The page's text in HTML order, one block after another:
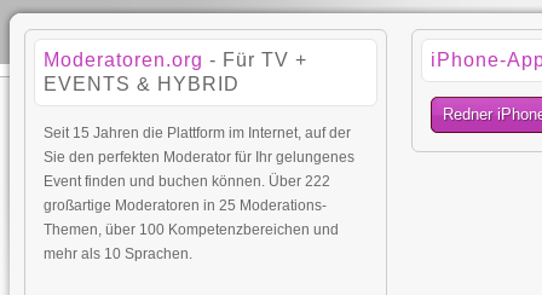
Moderatoren.org - Für TV +
EVENTS & HYBRID
Seit 15 Jahren die Plattform im Internet, auf der
Sie den perfekten Moderator für Ihr gelungenes
Event finden und buchen können. Über 222
großartige Moderatoren in 25 Moderations-
Themen, über 100 Kompetenzbereichen und
mehr als 10 Sprachen.
iPhone-
Redner